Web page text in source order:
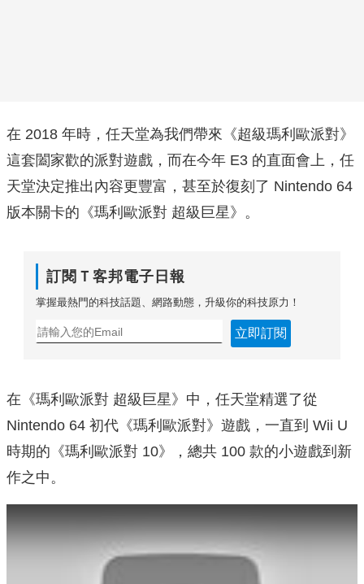
在 2018 年時，任天堂為我們帶來《超級瑪利歐派對》
這套闔家歡的派對遊戲，而在今年 E3 的直面會上，任
天堂決定推出內容更豐富，甚至於復刻了 Nintendo 64
版本關卡的《瑪利歐派對 超級巨星》。
訂閱Ｔ客邦電子日報
掌握最熱門的科技話題、網路動態，升級你的科技原力！
立即訂閱
在《瑪利歐派對 超級巨星》中，任天堂精選了從
Nintendo 64 初代《瑪利歐派對》遊戲，一直到 Wii U
時期的《瑪利歐派對 10》，總共 100 款的小遊戲到新
作之中。